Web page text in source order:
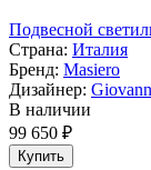
Подвесной
Страна: Италия
Бренд: Masiero
Дизайнер:
В наличии
99 650 ₽
Купить